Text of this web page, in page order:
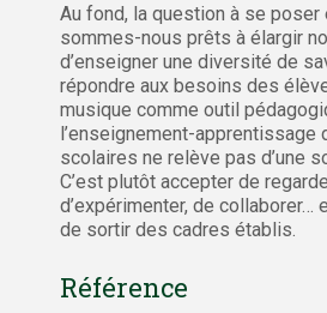
Au fond, la question à se poser
sommes-nous prêts à élargir
d’enseigner une diversité de
répondre aux besoins des
musique comme outil
l’enseignement-
scolaires ne relève pas d’une
C’est plutôt accepter de
d’expérimenter, de collaborer…
de sortir des cadres établis.
Référence